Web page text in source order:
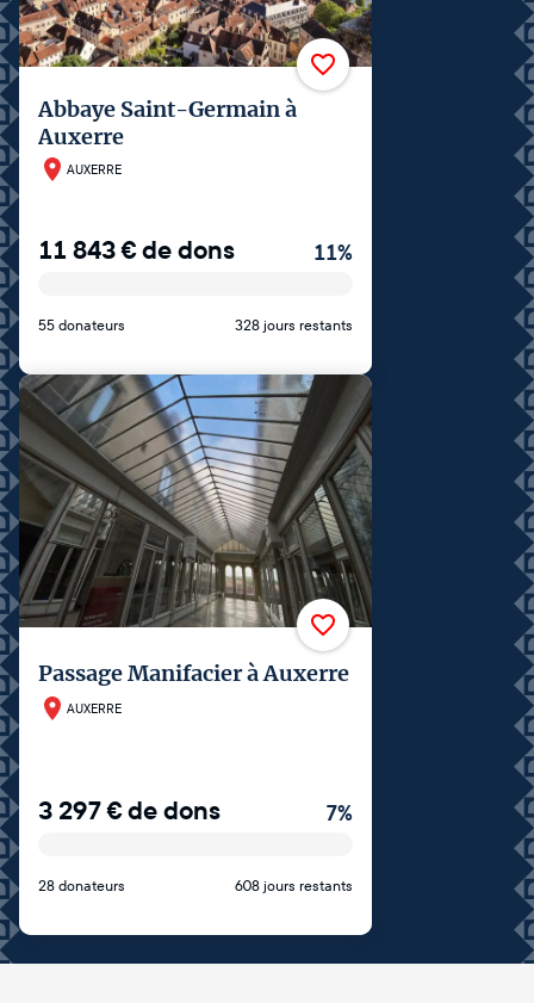
Abbaye Saint-Germain à
Auxerre
AUXERRE
11 843€de dons 11%
55 donateurs 328 jours restants
Passage Manifacier à Auxerre
AUXERRE
3 297€de dons 7%
28 donateurs 608 jours restants